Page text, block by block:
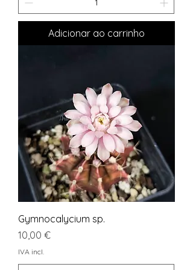
Adicionar ao carrinho
Gymnocalycium sp.
Preço
10,00 €
IVA incl.